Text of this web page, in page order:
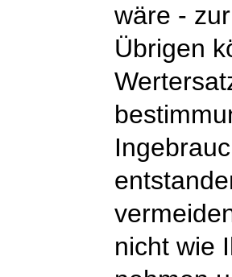
wäre -
Übrigen
nicht wie